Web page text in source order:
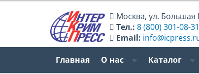
Москва,ул. Большая
Тел.: 8 (800) 301-08-31
Email:
Главная О нас Каталог